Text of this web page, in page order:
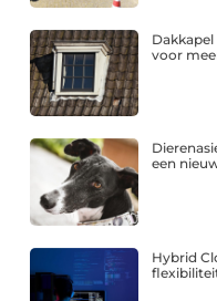
voor
een
Hybrid